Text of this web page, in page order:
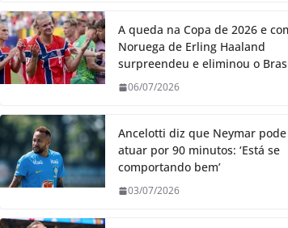
A queda na Copa de 2026 e
Noruega de Erling Haaland
surpreendeu e eliminou o
06/07/2026
Ancelotti diz que Neymar pode
atuar por 90 minutos: ‘Está se
comportando bem’
03/07/2026